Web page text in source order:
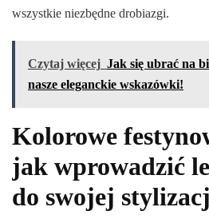
wszystkie niezbędne drobiazgi.
Czytaj więcej Jak się ubrać na
nasze eleganckie wskazówki!
Kolorowe
jak wprowadzić
do swojej